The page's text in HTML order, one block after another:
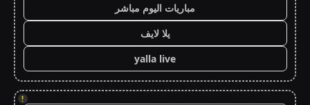
مباريات اليوم مباشر
يلا لايف
yalla live
!